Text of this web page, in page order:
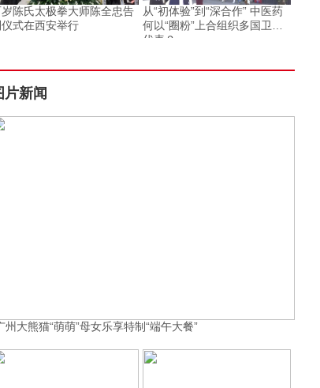
陈氏太极拳大师陈全忠告
式在西安举行
从“初体验”到“深合作” 中医药
何以“圈粉”上合组织多国卫生
代表？
片新闻
州大熊猫“萌萌”母女乐享特制“端午大餐”